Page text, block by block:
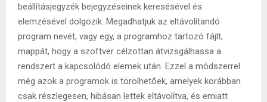
beállításjegyzék bejegyzéseinek keresésével és
elemzésével dolgozik. Megadhatjuk az eltávolítandó
program nevét, vagy egy, a programhoz tartozó fájlt,
mappát, hogy a szoftver célzottan átvizsgálhassa a
rendszert a kapcsolódó elemek után. Ezzel a módszerrel
még azok a programok is törölhetőek, amelyek korábban
csak részlegesen, hibásan lettek eltávolítva, és emiatt